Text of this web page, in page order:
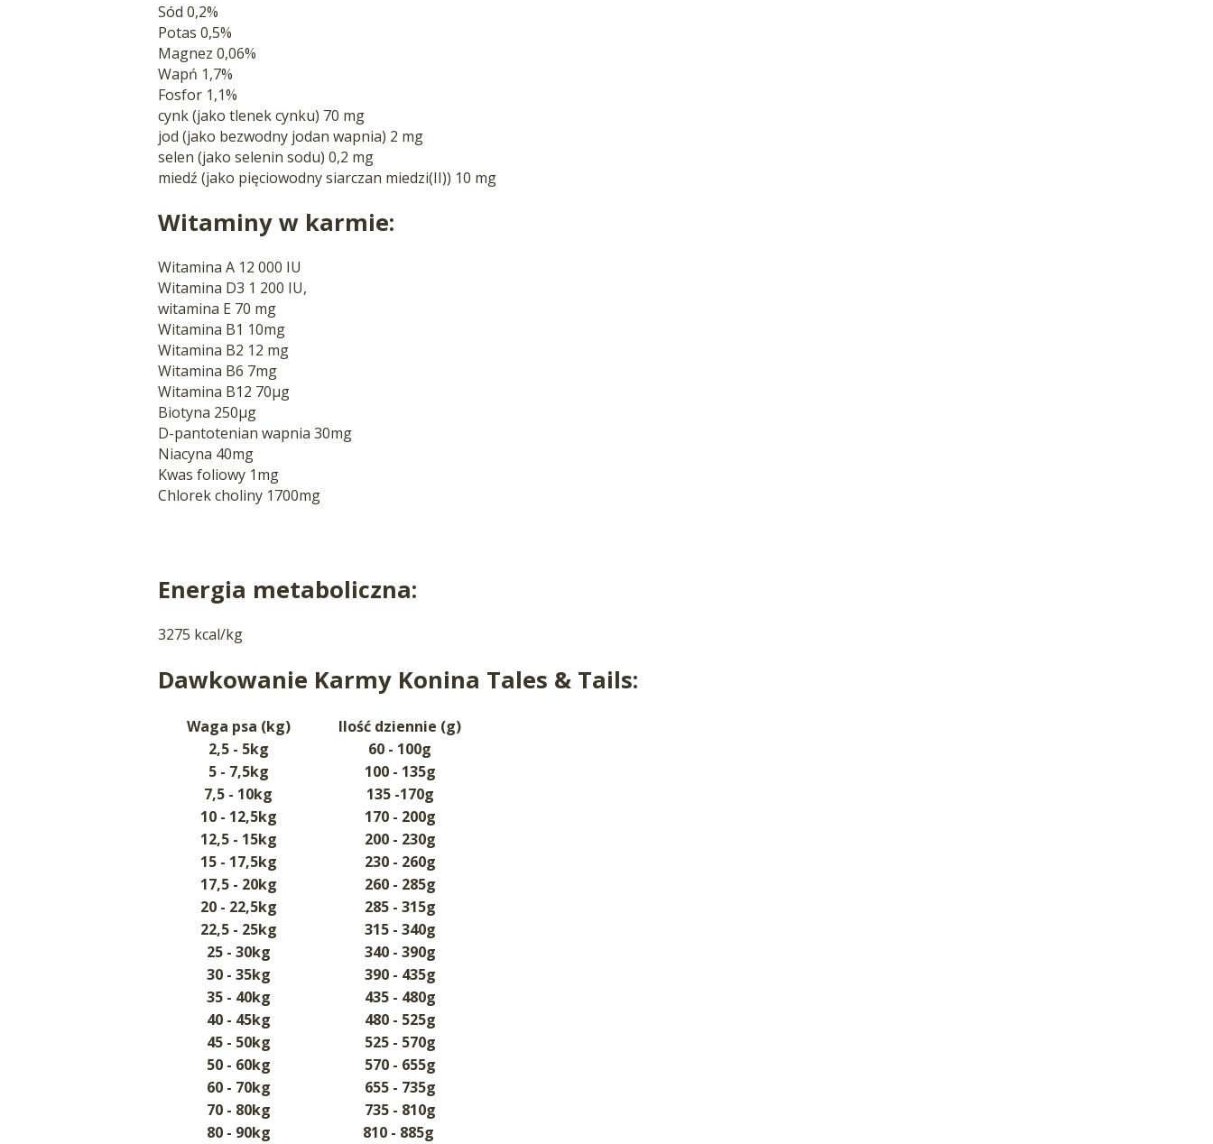
Sód 0,2%
Potas 0,5%
Magnez 0,06%
Wapń 1,7%
Fosfor 1,1%
cynk (jako tlenek cynku) 70 mg
jod (jako bezwodny jodan wapnia) 2 mg
selen (jako selenin sodu) 0,2 mg
miedź (jako pięciowodny siarczan miedzi(II)) 10 mg
Witaminy w karmie:
Witamina A 12 000 IU
Witamina D3 1 200 IU,
witamina E 70 mg
Witamina B1 10mg
Witamina B2 12 mg
Witamina B6 7mg
Witamina B12 70µg
Biotyna 250µg
D-pantotenian wapnia 30mg
Niacyna 40mg
Kwas foliowy 1mg
Chlorek choliny 1700mg
Energia metaboliczna:
3275 kcal/kg
Dawkowanie Karmy Konina Tales & Tails:
Waga psa (kg)
Ilość dziennie (g)
2,5 - 5kg
60 - 100g
5 - 7,5kg
100 - 135g
7,5 - 10kg
135 -170g
10 - 12,5kg
170 - 200g
12,5 - 15kg
200 - 230g
15 - 17,5kg
230 - 260g
17,5 - 20kg
260 - 285g
20 - 22,5kg
285 - 315g
22,5 - 25kg
315 - 340g
25 - 30kg
340 - 390g
30 - 35kg
390 - 435g
35 - 40kg
435 - 480g
40 - 45kg
480 - 525g
45 - 50kg
525 - 570g
50 - 60kg
570 - 655g
60 - 70kg
655 - 735g
70 - 80kg
735 - 810g
80 - 90kg
810 - 885g